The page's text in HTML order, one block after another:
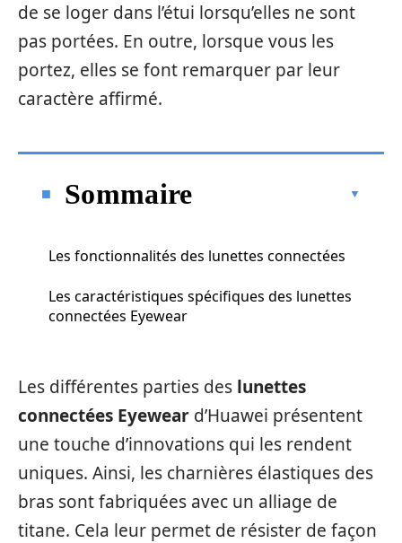
de se loger dans l’étui lorsqu’elles ne sont
pas portées. En outre, lorsque vous les
portez, elles se font remarquer par leur
caractère affirmé.
Sommaire
Les fonctionnalités des lunettes connectées
Les caractéristiques spécifiques des lunettes
connectées Eyewear
Les différentes parties des lunettes
connectées Eyewear d’Huawei présentent
une touche d’innovations qui les rendent
uniques. Ainsi, les charnières élastiques des
bras sont fabriquées avec un alliage de
titane. Cela leur permet de résister de façon